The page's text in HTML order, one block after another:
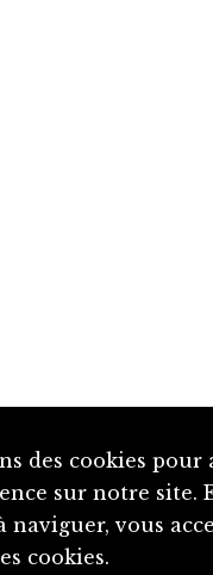
des cookies pour
sur notre site.
naviguer, vous
cookies.